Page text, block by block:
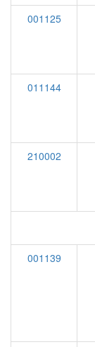
001125
011144
210002
001139